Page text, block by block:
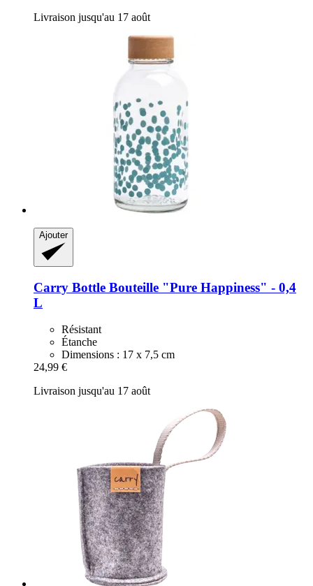
Livraison jusqu'au 17 août
Ajouter
Carry Bottle Bouteille "Pure Happiness" -​ 0,4
L
Résistant
Étanche
Dimensions : 17 x 7,5 cm
24,99 €
Livraison jusqu'au 17 août